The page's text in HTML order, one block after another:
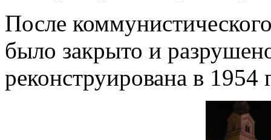
После
было закрыто и
реконструирована в 1954